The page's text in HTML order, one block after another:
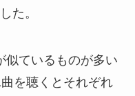
た。
似ているものが多い
を聴くとそれぞれ